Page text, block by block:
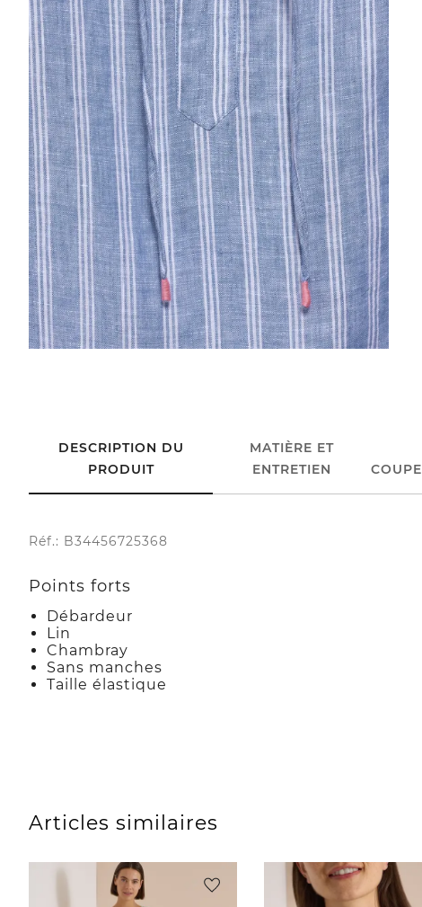
DESCRIPTION DU
PRODUIT
MATIÈRE ET
ENTRETIEN
COUPE
Réf.: B34456725368
Points forts
Débardeur
Lin
Chambray
Sans manches
Taille élastique
Articles similaires